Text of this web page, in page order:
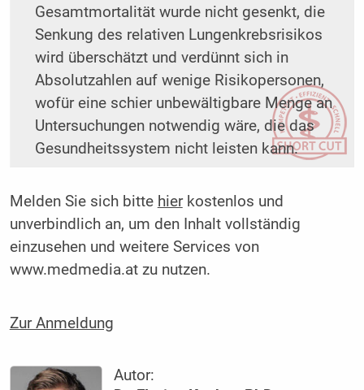
Gesamtmortalität wurde nicht gesenkt, die
Senkung des relativen Lungenkrebsrisikos
wird überschätzt und verdünnt sich in
Absolutzahlen auf wenige Risikopersonen,
wofür eine schier unbewältigbare Menge an
Untersuchungen notwendig wäre, die das
Gesundheitssystem nicht leisten kann.
Melden Sie sich bitte hierkostenlos und
unverbindlich an, um den Inhalt vollständig
einzusehen und weitere Services von
www.medmedia.at zu nutzen.
Zur Anmeldung
Autor: